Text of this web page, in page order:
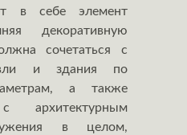
в себе элемент
декоративную
сочетаться с
и здания по
а также
архитектурным
в целом,